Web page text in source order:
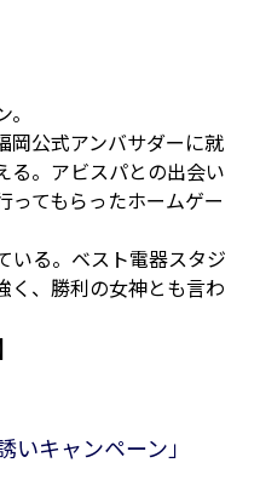
岡公式アンバサダーに就
る。アビスパとの出会い
ってもらったホームゲー
いる。ベスト電器スタジ
く、勝利の女神とも言わ
いキャンペーン」